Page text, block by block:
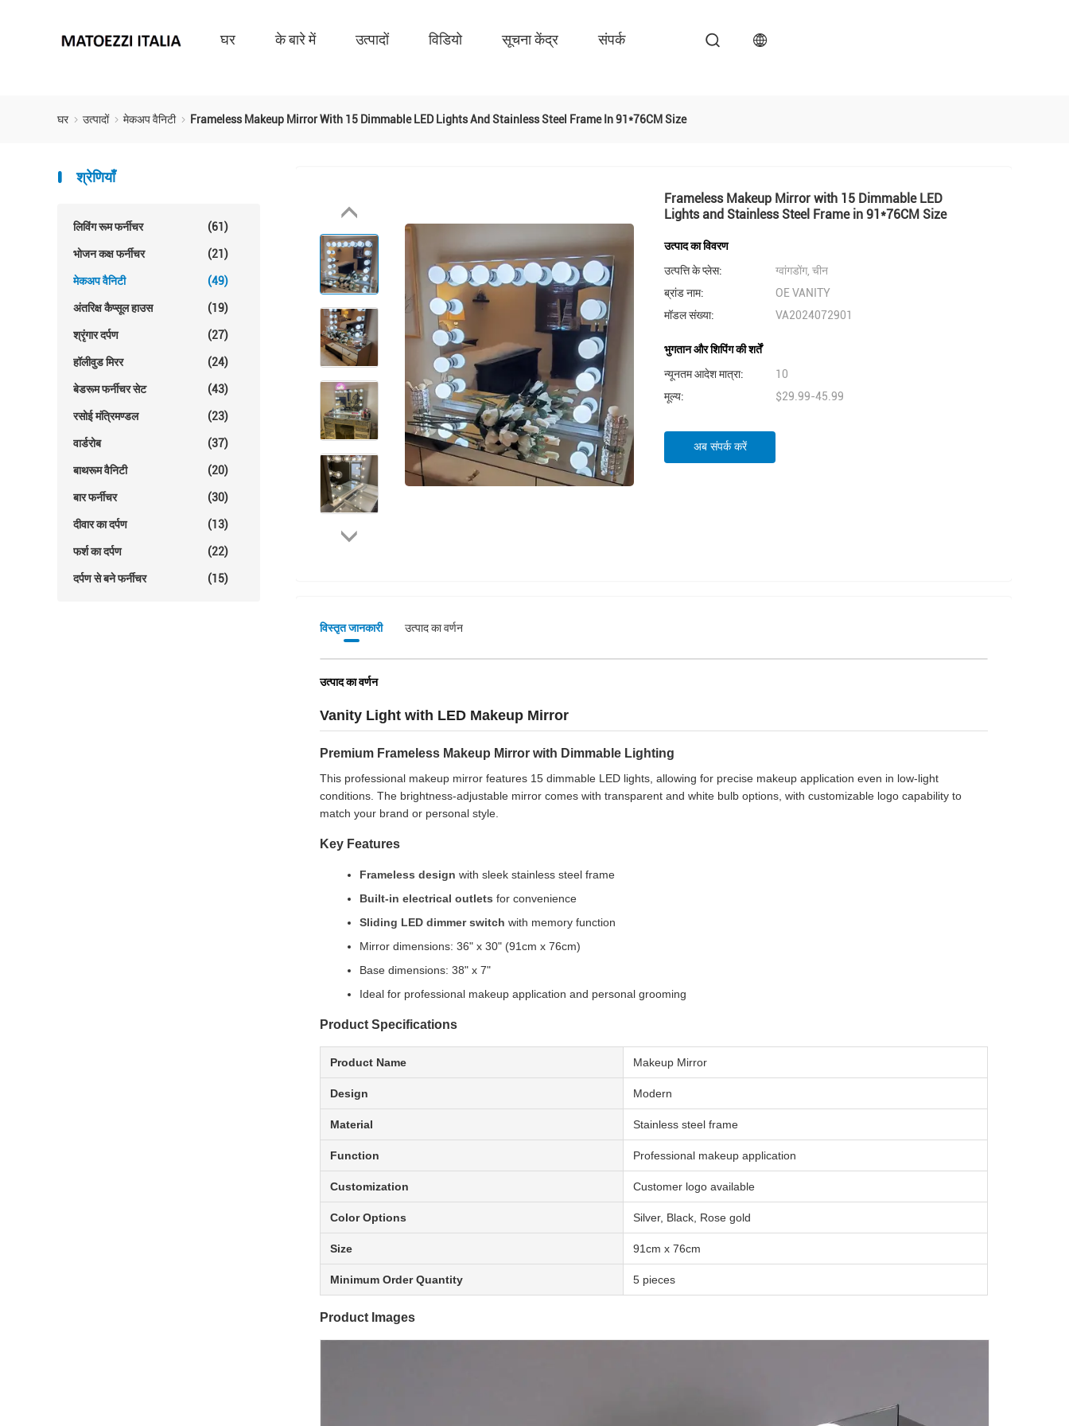
घर के बारे में उत्पादों विडियो सूचना केंद्र संपर्क
घर उत्पादों मेकअप वैनिटी Frameless Makeup Mirror With 15 Dimmable LED Lights And Stainless Steel Frame In 91*76CM Size
श्रेणियाँ
लिविंग रूम फर्नीचर (61)
भोजन कक्ष फर्नीचर (21)
मेकअप वैनिटी (49)
अंतरिक्ष कैप्सूल हाउस (19)
श्रृंगार दर्पण (27)
हॉलीवुड मिरर (24)
बेडरूम फर्नीचर सेट (43)
रसोई मंत्रिमण्डल (23)
वार्डरोब (37)
बाथरूम वैनिटी (20)
बार फर्नीचर (30)
दीवार का दर्पण (13)
फर्श का दर्पण (22)
दर्पण से बने फर्नीचर (15)
Frameless Makeup Mirror with 15 Dimmable LED
Lights and Stainless Steel Frame in 91*76CM Size
उत्पाद का विवरण
उत्पत्ति के प्लेस:
ग्वांगडोंग, चीन
ब्रांड नाम:
OE VANITY
मॉडल संख्या:
VA2024072901
भुगतान और शिपिंग की शर्तें
न्यूनतम आदेश मात्रा:
10
मूल्य:
$29.99-45.99
अब संपर्क करें
विस्तृत जानकारी उत्पाद का वर्णन
उत्पाद का वर्णन
Vanity Light with LED Makeup Mirror
Premium Frameless Makeup Mirror with Dimmable Lighting
This professional makeup mirror features 15 dimmable LED lights, allowing for precise makeup application even in low-light
conditions. The brightness-adjustable mirror comes with transparent and white bulb options, with customizable logo capability to
match your brand or personal style.
Key Features
Frameless design with sleek stainless steel frame
Built-in electrical outlets for convenience
Sliding LED dimmer switch with memory function
Mirror dimensions: 36" x 30" (91cm x 76cm)
Base dimensions: 38" x 7"
Ideal for professional makeup application and personal grooming
Product Specifications
Product Name Makeup Mirror
Design Modern
Material Stainless steel frame
Function Professional makeup application
Customization Customer logo available
Color Options Silver, Black, Rose gold
Size 91cm x 76cm
Minimum Order Quantity 5 pieces
Product Images